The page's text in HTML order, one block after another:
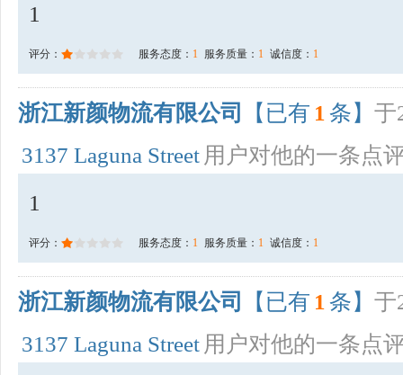
1
评分： 服务态度： 1 服务质量： 1 诚信度： 1
浙江新颜物流有限公司 【已有 1 条】 于
3137 Laguna Street 用户对他的一条点
1
评分： 服务态度： 1 服务质量： 1 诚信度： 1
浙江新颜物流有限公司 【已有 1 条】 于
3137 Laguna Street 用户对他的一条点